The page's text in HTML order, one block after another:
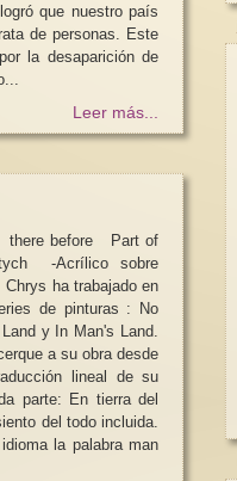
que nuestro país
personas. Este
la desaparición de
Leer más...
there before Part of
-Acrílico sobre
de pinturas : No
Man's Land.
a su obra desde
lineal de su
parte: En tierra del
del todo incluida.
la palabra man